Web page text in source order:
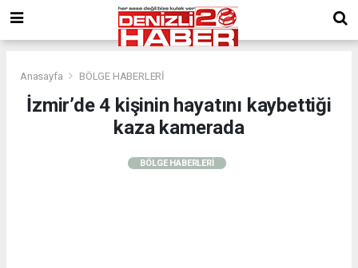
Anasayfa BÖLGE HABERLERİ
İzmir’de 4 kişinin hayatını kaybettiği
kaza kamerada
BÖLGE HABERLERİ